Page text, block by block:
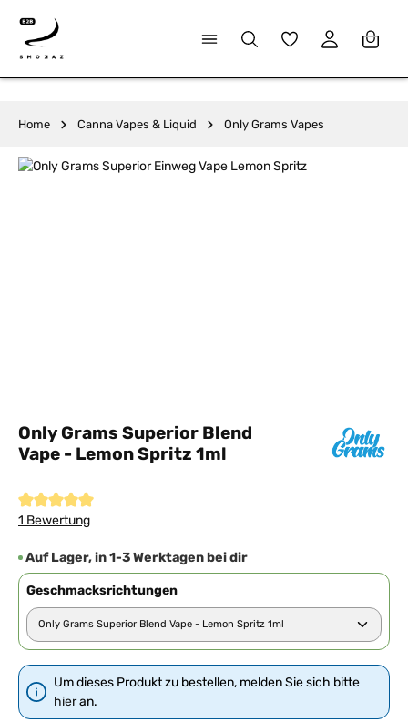
springen
Du hast 0
Home Canna Vapes & Liquid Only Grams Vapes
Bildergalerie überspringen
Only Grams Superior Blend
Vape - Lemon Spritz 1ml
Durchschnittliche Bewertung von 5 von 5 Sternen
1 Bewertung
Auf Lager, in 1-3 Werktagen bei dir
Geschmacksrichtungen
Um dieses Produkt zu bestellen, melden Sie sich bitte
hieran.